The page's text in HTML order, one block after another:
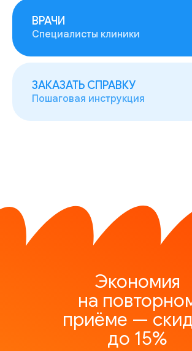
ВРАЧИ
Специалисты клиники
ЗАКАЗАТЬ СПРАВКУ
Пошаговая инструкция
Экономия
на
приёме —
до 15%